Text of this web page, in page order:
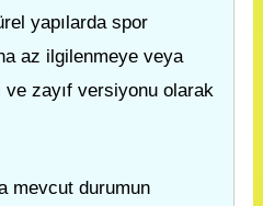
yapılarda spor
az ilgilenmeye veya
zayıf versiyonu olarak
mevcut durumun